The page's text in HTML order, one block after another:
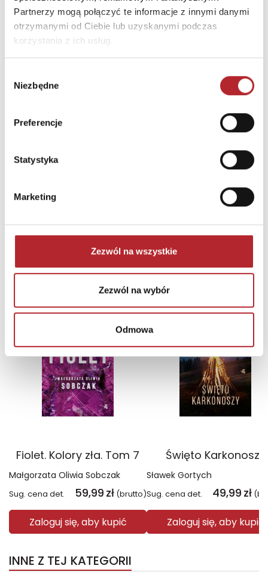
Partnerzy mogą połączyć te informacje z innymi danymi
otrzymanymi od Ciebie lub uzyskanymi podczas
korzystania z ich usług.
zgody
Niezbędne
Preferencje
Statystyka
Marketing
Zezwól na wszystkie
Zezwól na wybór
Odmowa
Sug. cena det.
NAJCZĘŚCIEJ KUPOWANE zobacz więcej
TOP 100
Wyłączność
Fiolet. Kolory zła. Tom 7
Małgorzata Oliwia Sobczak
Sug. cena det. 59,99 zł (brutto)
Zaloguj się, aby kupić
TOP 100
Wyłączność
Święto Karkonoszy
Sławek Gortych
Sug. cena det. 49,99 zł
Zaloguj się, aby kupić
INNE Z TEJ KATEGORII